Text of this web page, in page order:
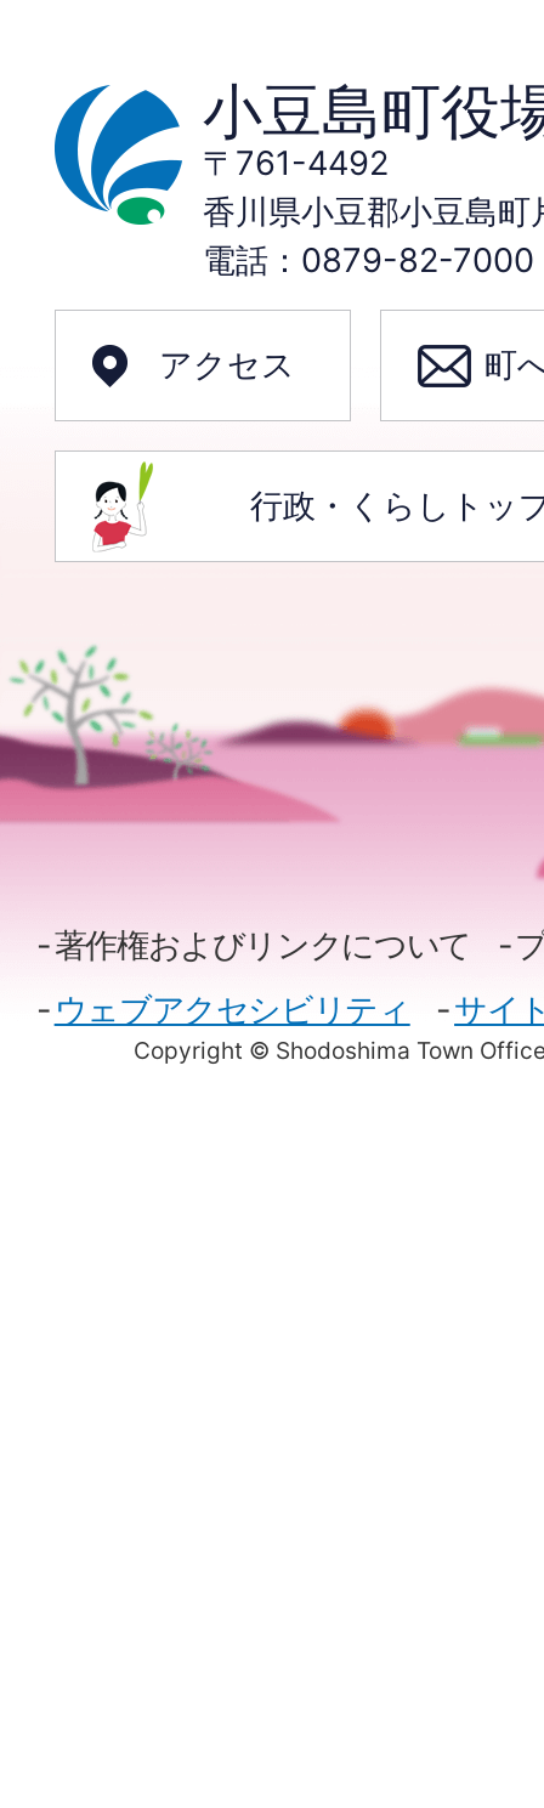
小豆島町役
〒761-4492
香川県小豆郡小豆島
電話：0879-82-7000
アクセス 町
行政・くらしトッ
Copyright © Shodoshima Town
著作権およびリンクについて
ウェブアクセシビリティ
サイ